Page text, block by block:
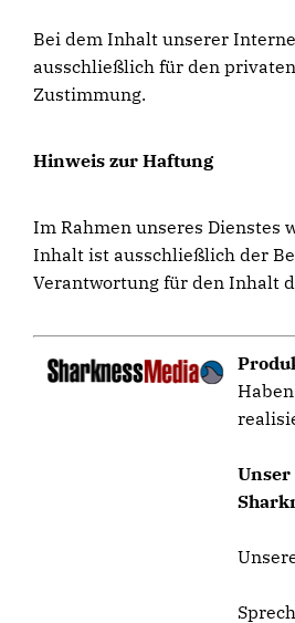
Bei dem Inhalt unserer
ausschließlich für den
Zustimmung.
Hinweis zur Haftung
Im Rahmen unseres
Inhalt ist ausschließlich der
Verantwortung für den Inhalt
Unser